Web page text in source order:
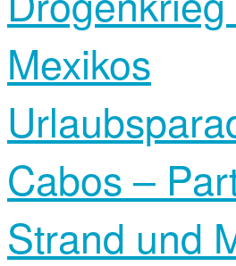
Mexikos
Cabos –
Strand und